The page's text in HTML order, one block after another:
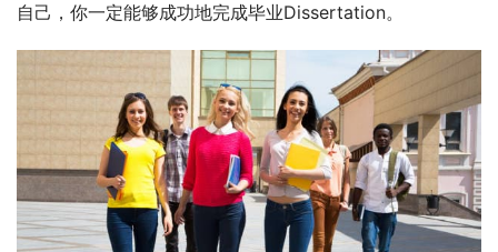
自己，你一定能够成功地完成毕业Dissertation。